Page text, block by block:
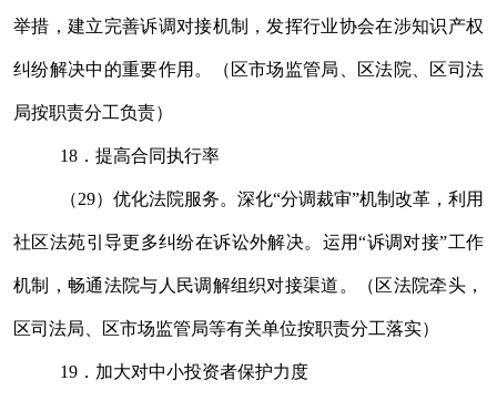
举措，建立完善诉调对接机制，发挥行业协会在涉知识产权
纠纷解决中的重要作用。 （区市场监管局、区法院、区司法
局按职责分工负责）
18 ．提高合同执行率
（29）优化法院服务。深化“分调裁审”机制改革，利用
社区法苑引导更多纠纷在诉讼外解决。运用“诉调对接”工作
机制，畅通法院与人民调解组织对接渠道。 （区法院牵头，
区司法局、区市场监管局等有关单位按职责分工落实）
19 ．加大对中小投资者保护力度